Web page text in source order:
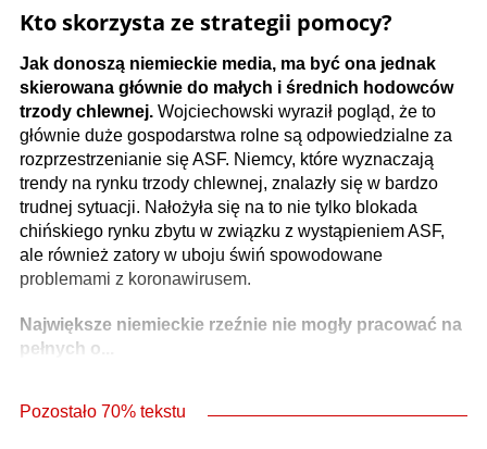
Kto skorzysta ze strategii pomocy?
Jak donoszą niemieckie media, ma być ona jednak
skierowana głównie do małych i średnich hodowców
trzody chlewnej. Wojciechowski wyraził pogląd, że to
głównie duże gospodarstwa rolne są odpowiedzialne za
rozprzestrzenianie się ASF. Niemcy, które wyznaczają
trendy na rynku trzody chlewnej, znalazły się w bardzo
trudnej sytuacji. Nałożyła się na to nie tylko blokada
chińskiego rynku zbytu w związku z wystąpieniem ASF,
ale również zatory w uboju świń spowodowane
problemami z koronawirusem.
Największe niemieckie rzeźnie nie mogły pracować na
pełnych o...
Pozostało 70% tekstu